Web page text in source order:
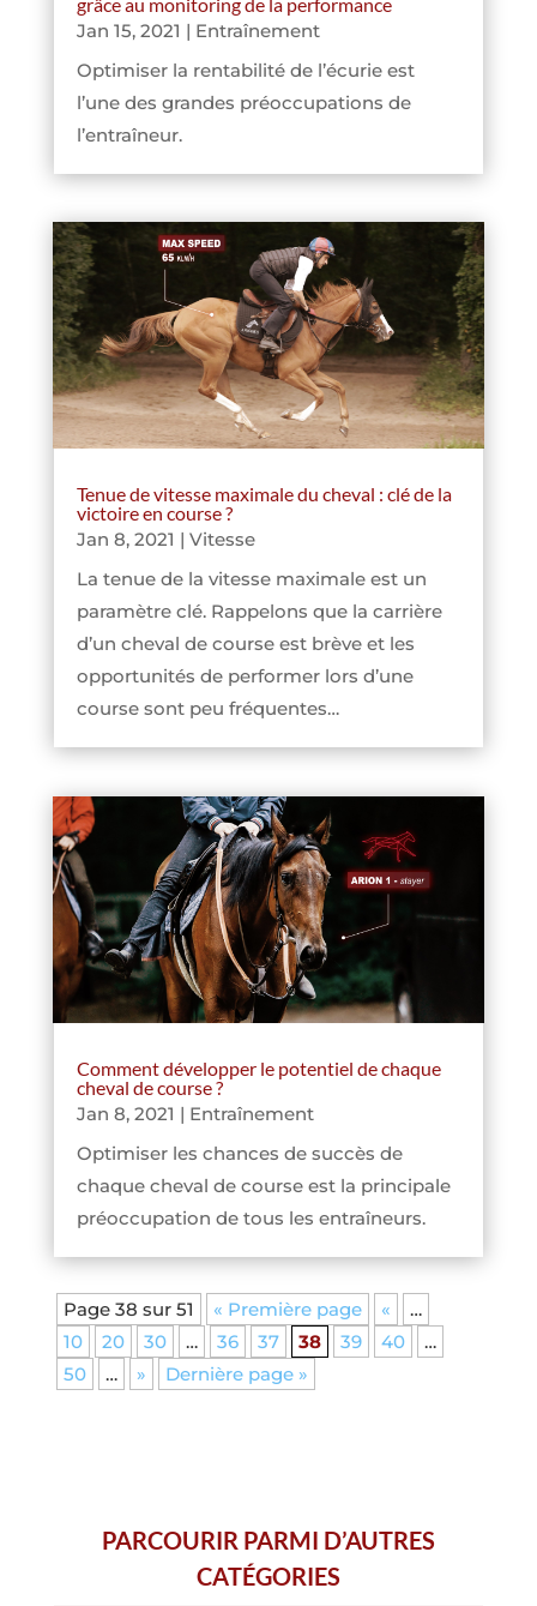
Jan 15, 2021 | Entraînement
Optimiser la rentabilité de l’écurie est
l’une des grandes préoccupations de
l’entraîneur.
Tenue de vitesse maximale du cheval : clé de la
victoire en course ?
Jan 8, 2021 | Vitesse
La tenue de la vitesse maximale est un
paramètre clé. Rappelons que la carrière
d’un cheval de course est brève et les
opportunités de performer lors d’une
course sont peu fréquentes…
Comment développer le potentiel de chaque
cheval de course ?
Jan 8, 2021 | Entraînement
Optimiser les chances de succès de
chaque cheval de course est la principale
préoccupation de tous les entraîneurs.
Page 38 sur 51 « Première page «
…
10
20 30 … 36 37 38 39 40
…
50
… » Dernière page »
PARCOURIR PARMI D’AUTRES
CATÉGORIES